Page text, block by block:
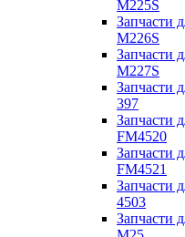
M225S
Запчасти
M226S
Запчасти
M227S
Запчасти
397
Запчасти
FM4520
Запчасти
FM4521
Запчасти
4503
Запчасти